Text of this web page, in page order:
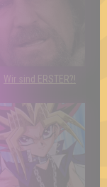
Wir sind ERSTER?!